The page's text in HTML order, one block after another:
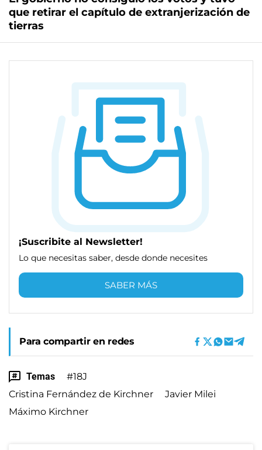
que retirar el capítulo de extranjerización de
tierras
¡Suscribite al Newsletter!
Lo que necesitas saber, desde donde necesites
SABER MÁS
Para compartir en redes
Temas
#18J
Cristina Fernández de Kirchner
Javier Milei
Máximo Kirchner